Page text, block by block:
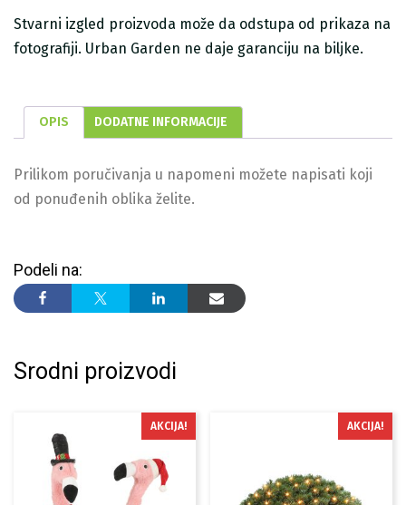
Stvarni izgled proizvoda može da odstupa od prikaza na
fotografiji. Urban Garden ne daje garanciju na biljke.
OPIS DODATNE INFORMACIJE
Prilikom poručivanja u napomeni možete napisati koji
od ponuđenih oblika želite.
Podeli na:
Srodni proizvodi
AKCIJA! AKCIJA!